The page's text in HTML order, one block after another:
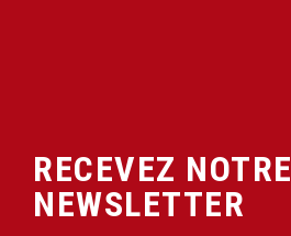
RECEVEZ NOTRE
NEWSLETTER